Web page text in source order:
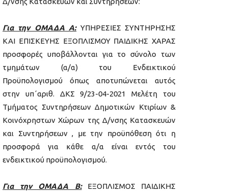
Για την ΟΜΑΔΑ Α:ΥΠΗΡΕΣΙΕΣ ΣΥΝΤΗΡΗΣΗΣ
ΚΑΙ ΕΠΙΣΚΕΥΗΣ ΕΞΟΠΛΙΣΜΟΥ ΠΑΙΔΙΚΗΣ ΧΑΡΑΣ
προσφορές υποβάλλονται για το σύνολο των
τμημάτων (α/α) του Ενδεικτικού
Προϋπολογισμού όπως αποτυπώνεται αυτός
στην υπ΄αριθ. ΔΚΣ 9/23-04-2021 Μελέτη του
Τμήματος Συντηρήσεων Δημοτικών Κτιρίων &
Κοινόχρηστων Χώρων της Δ/νσης Κατασκευών
και Συντηρήσεων , με την προϋπόθεση ότι η
προσφορά για κάθε α/α είναι εντός του
ενδεικτικού προϋπολογισμού.
Για την ΟΜΑΔΑ Β:ΕΞΟΠΛΙΣΜΟΣ ΠΑΙΔΙΚΗΣ